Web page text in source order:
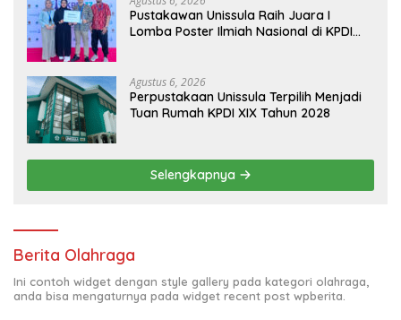
Pustakawan Unissula Raih Juara I
Lomba Poster Ilmiah Nasional di KPDI
Agustus 6, 2026
Perpustakaan Unissula Terpilih Menjadi
Tuan Rumah KPDI XIX Tahun 2028
Selengkapnya
Berita Olahraga
Ini contoh widget dengan style gallery pada kategori olahraga,
anda bisa mengaturnya pada widget recent post wpberita.